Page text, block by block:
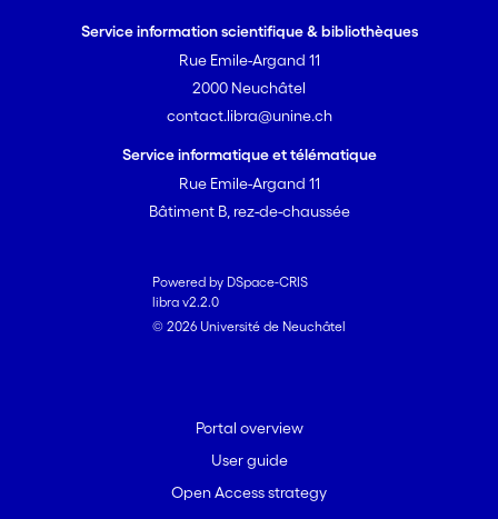
Service information scientifique & bibliothèques
Rue Emile-Argand 11
2000 Neuchâtel
contact.libra@unine.ch
Service informatique et télématique
Rue Emile-Argand 11
Bâtiment B, rez-de-chaussée
Powered by DSpace-CRIS
libra v2.2.0
© 2026 Université de Neuchâtel
Portal overview
User guide
Open Access strategy